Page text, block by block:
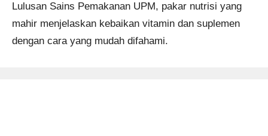
Lulusan Sains Pemakanan UPM, pakar nutrisi yang
mahir menjelaskan kebaikan vitamin dan suplemen
dengan cara yang mudah difahami.